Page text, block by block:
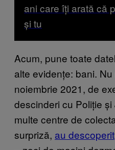
ani care îți arată că
și tu
Acum, pune toate
alte evidențe: bani.
noiembrie 2021, de
descinderi cu Poliție
multe centre de
surpriză, au descoperit